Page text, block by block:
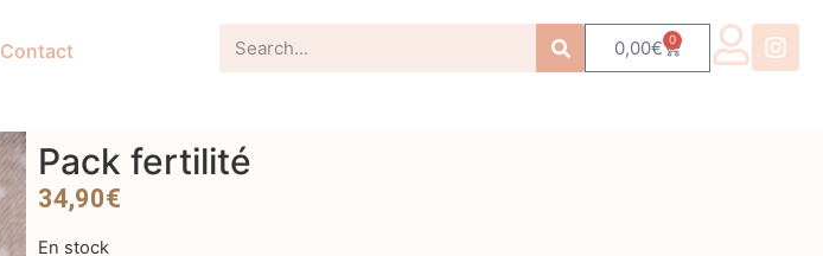
Contact 0,00€ 0
Pack fertilité
34,90€
En stock